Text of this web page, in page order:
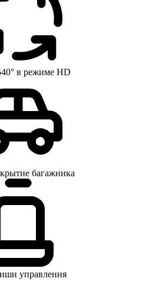
в режиме HD
багажника
управления